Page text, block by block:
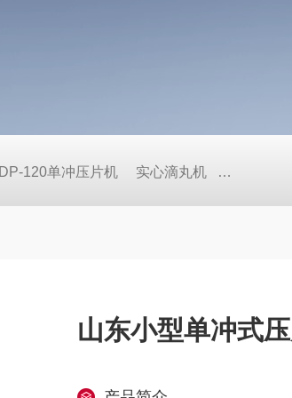
DP-120单冲压片机 实心滴丸机 BY荸荠式
山东小型单冲式